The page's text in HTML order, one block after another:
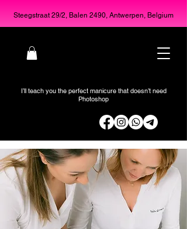
Steegstraat 29/2, Balen 2490, Antwerpen, Belgium
I’ll teach you the perfect manicure that doesn’t need
Photoshop